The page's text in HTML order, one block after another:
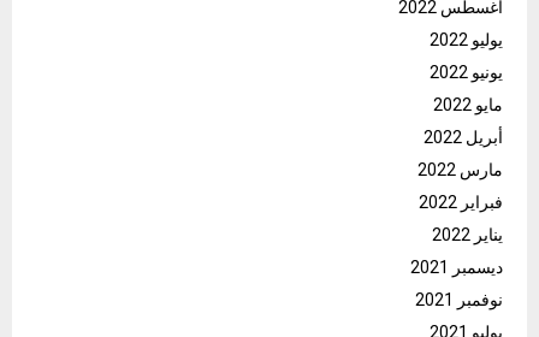
أغسطس 2022
يوليو 2022
يونيو 2022
مايو 2022
أبريل 2022
مارس 2022
فبراير 2022
يناير 2022
ديسمبر 2021
نوفمبر 2021
يوليو 2021